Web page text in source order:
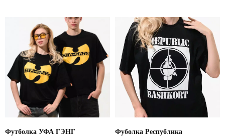
Футболка УФА ГЭНГ
Фуболка Республика